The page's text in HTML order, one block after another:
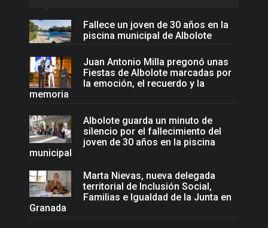
Fallece un joven de 30 años en la
piscina municipal de Albolote
Juan Antonio Milla pregonó unas
Fiestas de Albolote marcadas por
la emoción, el recuerdo y la
memoria
Albolote guarda un minuto de
silencio por el fallecimiento del
joven de 30 años en la piscina
municipal
Marta Nievas, nueva delegada
territorial de Inclusión Social,
Familias e Igualdad de la Junta en
Granada